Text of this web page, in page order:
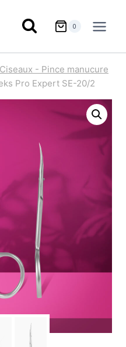
0
Ciseaux - Pince manucure
Pro Expert SE-20/2